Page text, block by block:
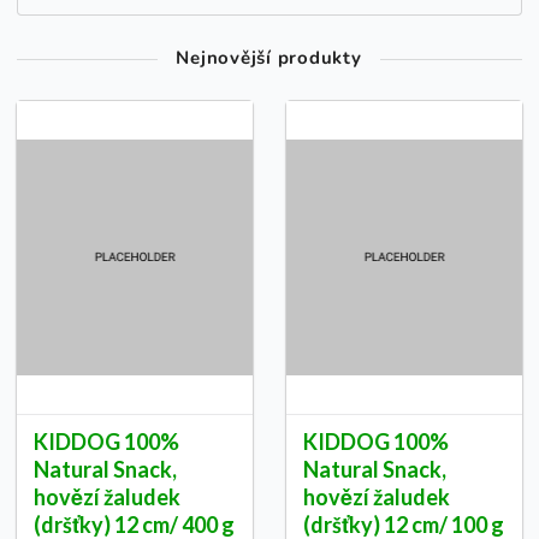
Nejnovější produkty
KIDDOG 100%
Natural Snack,
hovězí žaludek
(dršťky) 12 cm/ 400 g
KIDDOG 100%
Natural Snack,
hovězí žaludek
(dršťky) 12 cm/ 100 g